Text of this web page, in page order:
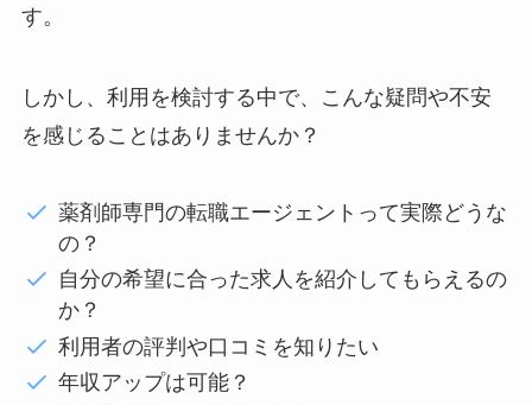
す。
しかし、利用を検討する中で、こんな疑問や不安
を感じることはありませんか？
薬剤師専門の転職エージェントって実際どうな
の？
自分の希望に合った求人を紹介してもらえるの
か？
利用者の評判や口コミを知りたい
年収アップは可能？